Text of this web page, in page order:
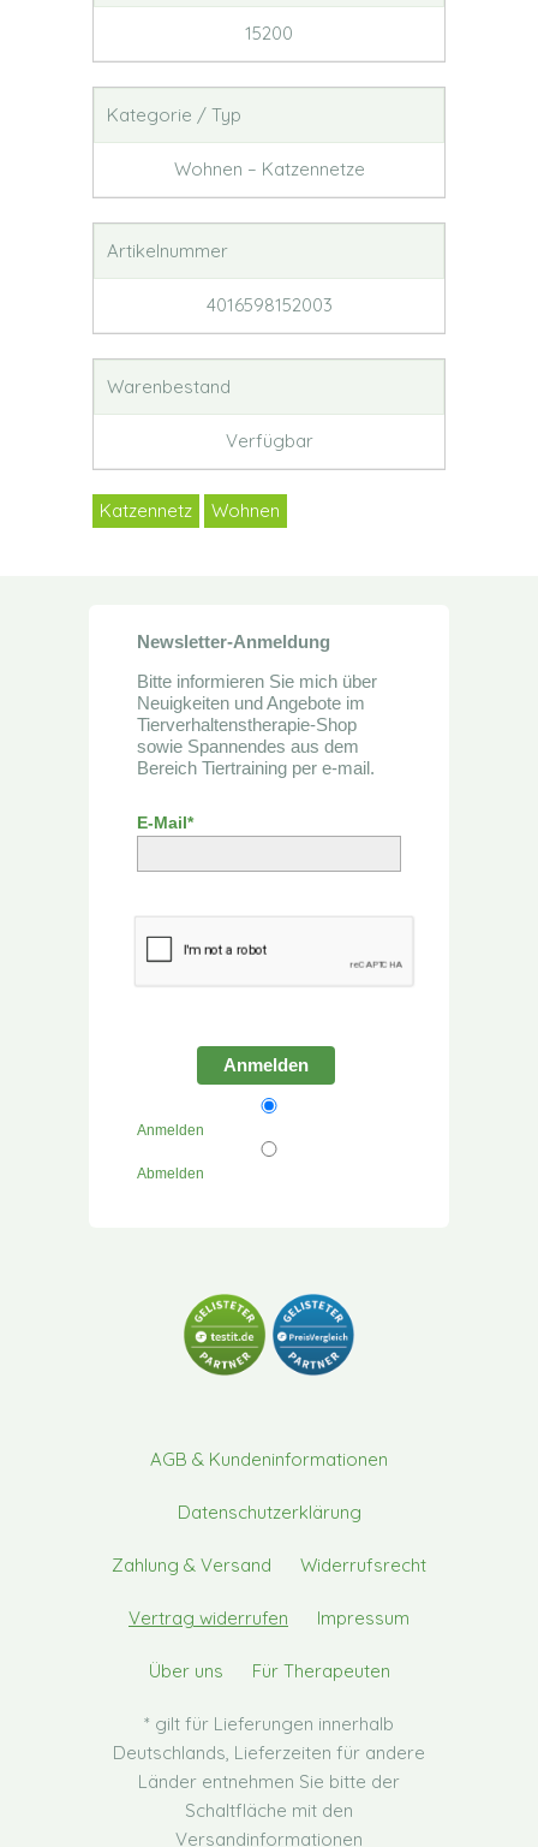
15200
Kategorie / Typ
Wohnen – Katzennetze
Artikelnummer
4016598152003
Warenbestand
Verfügbar
Katzennetz Wohnen
Newsletter-Anmeldung
Bitte informieren Sie mich über
Neuigkeiten und Angebote im
Tierverhaltenstherapie-Shop
sowie Spannendes aus dem
Bereich Tiertraining per e-mail.
E-Mail*
Anmelden
Anmelden
Abmelden
AGB & Kundeninformationen
Datenschutzerklärung
Zahlung & Versand Widerrufsrecht
Vertrag widerrufen Impressum
Über uns Für Therapeuten
* gilt für Lieferungen innerhalb
Deutschlands, Lieferzeiten für andere
Länder entnehmen Sie bitte der
Schaltfläche mit den
Versandinformationen